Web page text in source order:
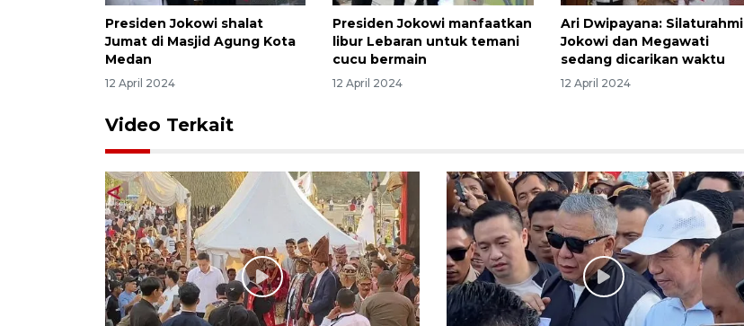
Presiden Jokowi shalat
Jumat di Masjid Agung Kota
Medan
12 April 2024
Presiden Jokowi manfaatkan
libur Lebaran untuk temani
cucu bermain
12 April 2024
Ari Dwipayana: Silaturahmi
Jokowi dan Megawati
sedang dicarikan waktu
12 April 2024
Video Terkait